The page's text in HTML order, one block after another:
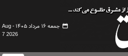
جمعه ۱۶ مرداد ۱۴۰۵ -
Aug
7 2026